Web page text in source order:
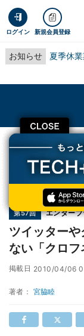
ログイン 新規会員登録
お知らせ 夏季休
TECH+ 企業IT
ツイッターやクラウ
第57回 エンター
ツイッター
ない「クロフ
掲載日 2010/04/06
著者： 宮脇睦